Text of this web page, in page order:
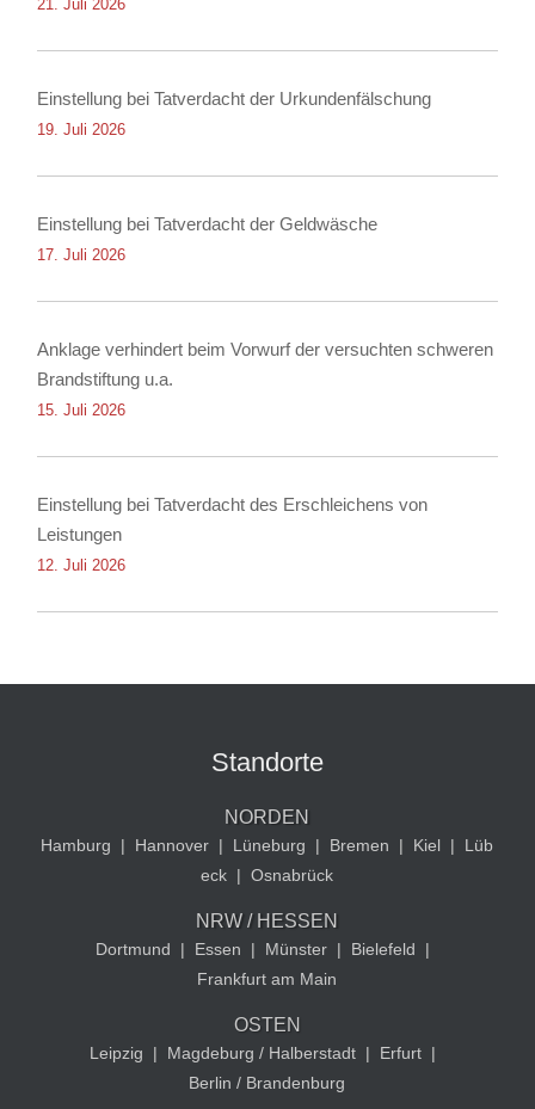
21. Juli 2026
Einstellung bei Tatverdacht der Urkundenfälschung
19. Juli 2026
Einstellung bei Tatverdacht der Geldwäsche
17. Juli 2026
Anklage verhindert beim Vorwurf der versuchten schweren
Brandstiftung u.a.
15. Juli 2026
Einstellung bei Tatverdacht des Erschleichens von
Leistungen
12. Juli 2026
Standorte
NORDEN
Hamburg | Hannover | Lüneburg | Bremen | Kiel |
Lüb
eck | Osnabrück
NRW / HESSEN
Dortmund | Essen | Münster | Bielefeld
|
Frankfurt am Main
OSTEN
Leipzig | Magdeburg / Halberstadt | Erfurt |
Berlin / Brandenburg